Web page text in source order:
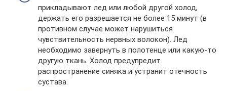
прикладывают лед или любой другой холод,
держать его разрешается не более 15 минут (в
противном случае может нарушиться
чувствительность нервных волокон). Лед
необходимо завернуть в полотенце или какую-то
другую ткань. Холод предупредит
распространение синяка и устранит отечность
сустава.